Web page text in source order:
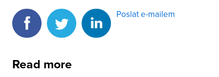
Poslat e-mailem
Read more